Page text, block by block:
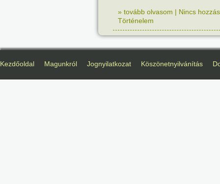
» tovább olvasom | Nincs
Történelem
Kezdőoldal Magunkról Jognyilatkozat Köszönetnyilvánítás